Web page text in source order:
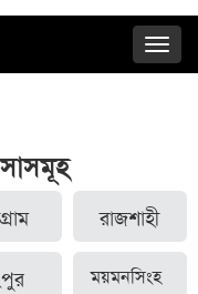
রাজশাহী
ময়মনসিংহ